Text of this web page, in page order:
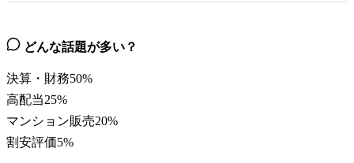
どんな話題が多い？
決算・財務50%
高配当25%
マンション販売20%
割安評価5%